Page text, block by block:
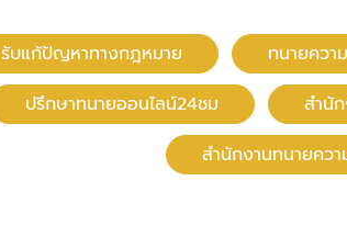
รับแก้ปัญหาทางกฎหมาย ทนายควา
ปรึกษาทนายออนไลน์24ชม สํานั
สำนักงานทนายคว